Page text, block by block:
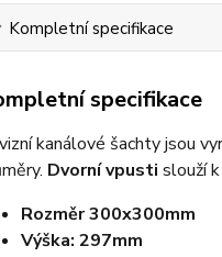
Kompletní specifikace
specifikace
kanálové šachty jsou
Dvorní vpusti slouží k
Rozměr 300x300mm
Výška: 297mm